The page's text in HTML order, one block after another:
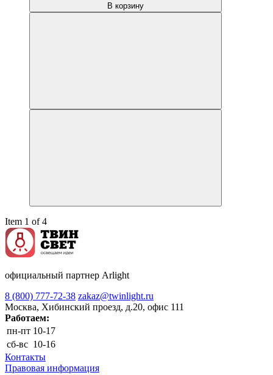
В корзину
Item 1 of 4
официальный партнер Arlight
8 (800) 777-72-38 zakaz@twinlight.ru
Москва, Хибинский проезд, д.20, офис 111
Работаем:
пн-пт 10-17
сб-вс 10-16
Контакты
Правовая информация